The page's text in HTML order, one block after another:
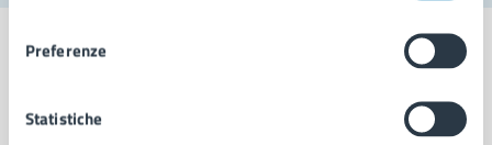
Preferenze
StatisticheComune di Napoli